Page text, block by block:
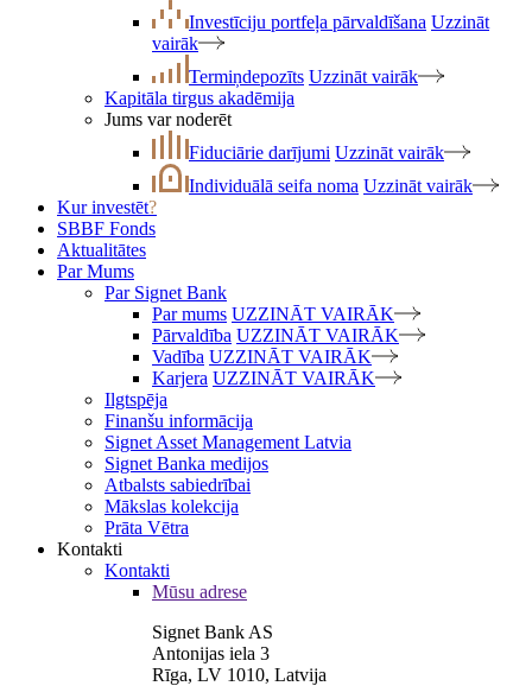
Investīciju portfeļa pārvaldīšana Uzzināt
vairāk
Termiņdepozīts Uzzināt vairāk
Kapitāla tirgus akadēmija
Jums var noderēt
Fiduciārie darījumi Uzzināt vairāk
Individuālā seifa noma Uzzināt vairāk
Kur investēt?
SBBF Fonds
Aktualitātes
Par Mums
Par Signet Bank
Par mums UZZINĀT VAIRĀK
Pārvaldība UZZINĀT VAIRĀK
Vadība UZZINĀT VAIRĀK
Karjera UZZINĀT VAIRĀK
Ilgtspēja
Finanšu informācija
Signet Asset Management Latvia
Signet Banka medijos
Atbalsts sabiedrībai
Mākslas kolekcija
Prāta Vētra
Kontakti
Kontakti
Mūsu adrese
Signet Bank AS
Antonijas iela 3
Rīga, LV 1010, Latvija